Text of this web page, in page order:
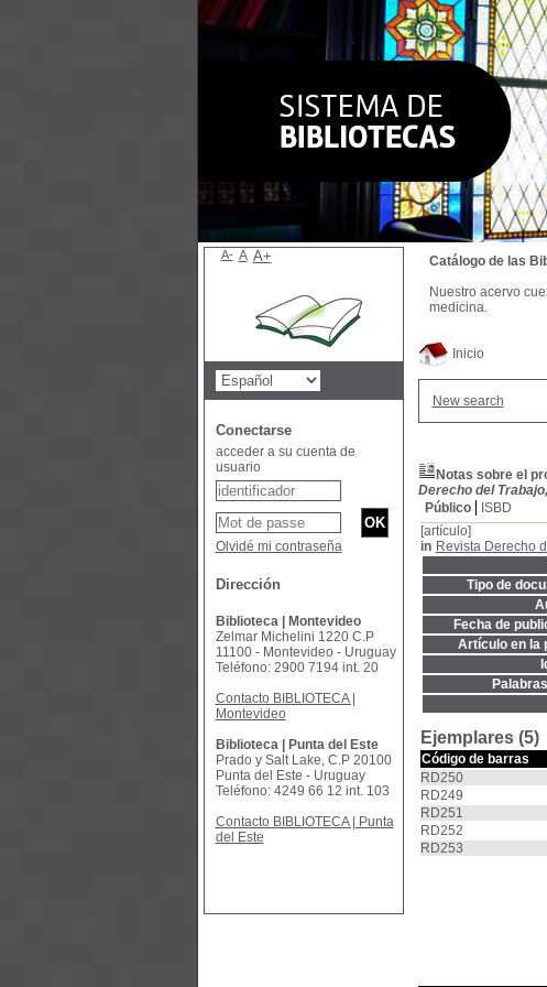
Inicio
New search
Notas sobre el
Derecho del
Público
ISBD
[artículo]
in Revista Derecho
Tipo de
Fecha de
Artículo en la
Ejemplares (5)
Código de barras
RD250
RD249
RD251
RD252
RD253
Catálogo de las
Nuestro acervo
medicina.
A- A A+
Conectarse
acceder a su cuenta de
usuario
Olvidé mi contraseña
Dirección
Biblioteca | Montevideo
Zelmar Michelini 1220 C.P
11100 - Montevideo - Uruguay
Teléfono: 2900 7194 int. 20
Contacto BIBLIOTECA |
Montevideo
Biblioteca | Punta del Este
Prado y Salt Lake, C.P 20100
Punta del Este - Uruguay
Teléfono: 4249 66 12 int. 103
Contacto BIBLIOTECA | Punta
del Este